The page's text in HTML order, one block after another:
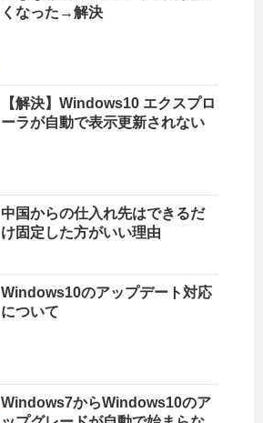
くなった→解決
【解決】Windows10 エクスプロ
ーラが自動で表示更新されない
中国からの仕入れ先はできるだ
け固定した方がいい理由
Windows10のアップデート対応
について
Windows7からWindows10のア